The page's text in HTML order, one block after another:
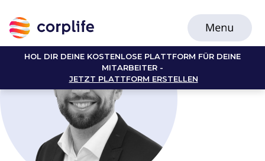
HOL DIR DEINE KOSTENLOSE PLATTFORM FÜR DEINE
MITARBEITER -
JETZT PLATTFORM ERSTELLEN